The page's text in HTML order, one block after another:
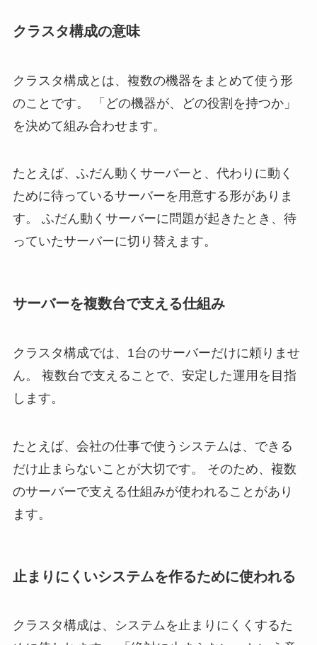
クラスタ構成の意味
クラスタ構成とは、複数の機器をまとめて使う形
のことです。 「どの機器が、どの役割を持つか」
を決めて組み合わせます。
たとえば、ふだん動くサーバーと、代わりに動く
ために待っているサーバーを用意する形がありま
す。 ふだん動くサーバーに問題が起きたとき、待
っていたサーバーに切り替えます。
サーバーを複数台で支える仕組み
クラスタ構成では、1台のサーバーだけに頼りませ
ん。 複数台で支えることで、安定した運用を目指
します。
たとえば、会社の仕事で使うシステムは、できる
だけ止まらないことが大切です。 そのため、複数
のサーバーで支える仕組みが使われることがあり
ます。
止まりにくいシステムを作るために使われる
クラスタ構成は、システムを止まりにくくするた